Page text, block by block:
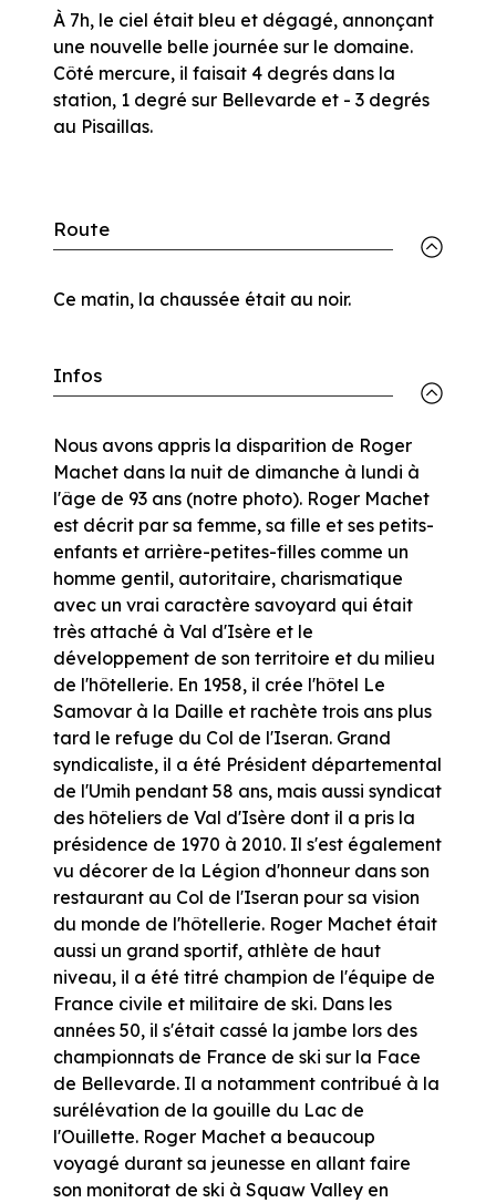
À 7h, le ciel était bleu et dégagé, annonçant
une nouvelle belle journée sur le domaine.
Côté mercure, il faisait 4 degrés dans la
station, 1 degré sur Bellevarde et - 3 degrés
au Pisaillas.
Route
Ce matin, la chaussée était au noir.
Infos
Nous avons appris la disparition de Roger
Machet dans la nuit de dimanche à lundi à
l'âge de 93 ans (notre photo). Roger Machet
est décrit par sa femme, sa fille et ses petits-
enfants et arrière-petites-filles comme un
homme gentil, autoritaire, charismatique
avec un vrai caractère savoyard qui était
très attaché à Val d'Isère et le
développement de son territoire et du milieu
de l'hôtellerie. En 1958, il crée l'hôtel Le
Samovar à la Daille et rachète trois ans plus
tard le refuge du Col de l'Iseran. Grand
syndicaliste, il a été Président départemental
de l'Umih pendant 58 ans, mais aussi syndicat
des hôteliers de Val d'Isère dont il a pris la
présidence de 1970 à 2010. Il s'est également
vu décorer de la Légion d'honneur dans son
restaurant au Col de l'Iseran pour sa vision
du monde de l'hôtellerie. Roger Machet était
aussi un grand sportif, athlète de haut
niveau, il a été titré champion de l'équipe de
France civile et militaire de ski. Dans les
années 50, il s'était cassé la jambe lors des
championnats de France de ski sur la Face
de Bellevarde. Il a notamment contribué à la
surélévation de la gouille du Lac de
l'Ouillette. Roger Machet a beaucoup
voyagé durant sa jeunesse en allant faire
son monitorat de ski à Squaw Valley en